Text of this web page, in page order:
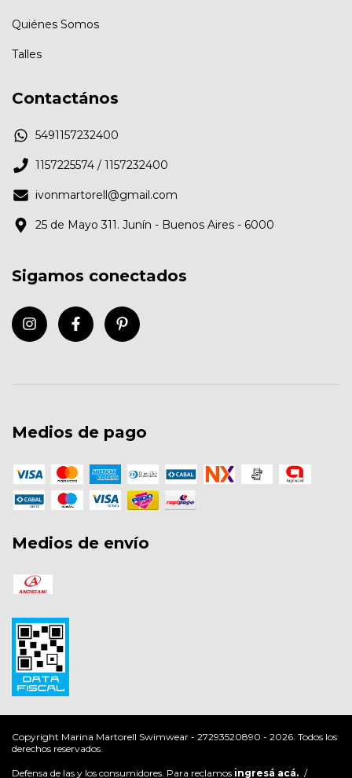
Quiénes Somos
Talles
Contactános
5491157232400
1157225574 / 1157232400
ivonmartorell@gmail.com
25 de Mayo 311. Junín - Buenos Aires - 6000
Sigamos conectados
Medios de pago
Medios de envío
Copyright Marina Martorell Swimwear - 27293520890 - 2026. Todos los
derechos reservados.
Defensa de las y los consumidores. Para reclamos ingresá acá. /